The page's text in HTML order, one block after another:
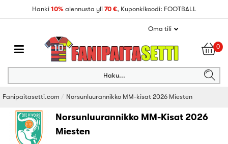
Hanki 10% alennusta yli 70 €, Kuponkikoodi: FOOTBALL
Oma tili
0
Haku...
Fanipaitasetti.com Norsunluurannikko MM-kisat 2026 Miesten
Norsunluurannikko MM-Kisat 2026
Miesten